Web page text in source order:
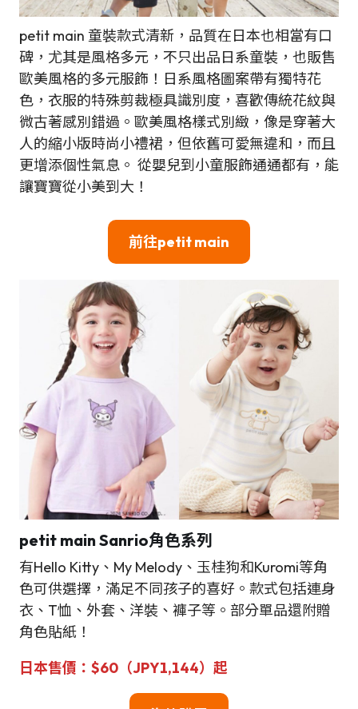
petit main 童裝款式清新，品質在日本也相當有口
碑，尤其是風格多元，不只出品日系童裝，也販售
歐美風格的多元服飾！日系風格圖案帶有獨特花
色，衣服的特殊剪裁極具識別度，喜歡傳統花紋與
微古著感別錯過。歐美風格樣式別緻，像是穿著大
人的縮小版時尚小禮裙，但依舊可愛無違和，而且
更增添個性氣息。 從嬰兒到小童服飾通通都有，能
讓寶寶從小美到大！
前往petit main
petit mainSanrio角色系列
有Hello Kitty、My Melody、玉桂狗和Kuromi等角
色可供選擇，滿足不同孩子的喜好。款式包括連身
衣、T恤、外套、洋裝、褲子等。部分單品還附贈
角色貼紙！
日本售價：$60（JPY1,144）起